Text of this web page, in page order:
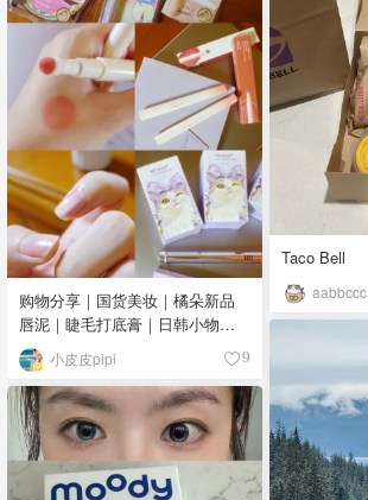
购物分享｜国货美妆｜橘朵新品
唇泥｜睫毛打底膏｜日韩小物｜
眼线笔｜美甲DIY💅
小皮皮pipi 9
Taco Bell
aabbccc